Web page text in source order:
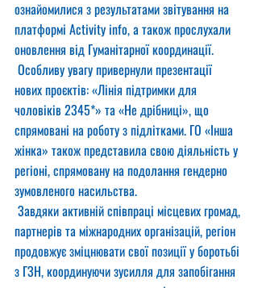
ознайомилися з результатами звітування на
платформі Activity info, а також прослухали
оновлення від Гуманітарної координації.
Особливу увагу привернули презентації
нових проєктів: «Лінія підтримки для
чоловіків 2345*» та «Не дрібниці», що
спрямовані на роботу з підлітками. ГО «Інша
жінка» також представила свою діяльність у
регіоні, спрямовану на подолання гендерно
зумовленого насильства.
Завдяки активній співпраці місцевих громад,
партнерів та міжнародних організацій, регіон
продовжує зміцнювати свої позиції у боротьбі
з ГЗН, координуючи зусилля для запобігання